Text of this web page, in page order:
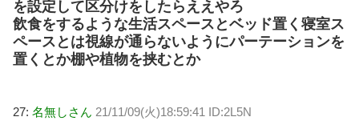
を設定して区分けをしたらええやろ
飲食をするような生活スペースとベッド置く寝室ス
ペースとは視線が通らないようにパーテーションを
置くとか棚や植物を挟むとか
27: 名無しさん 21/11/09(火)18:59:41 ID:2L5N